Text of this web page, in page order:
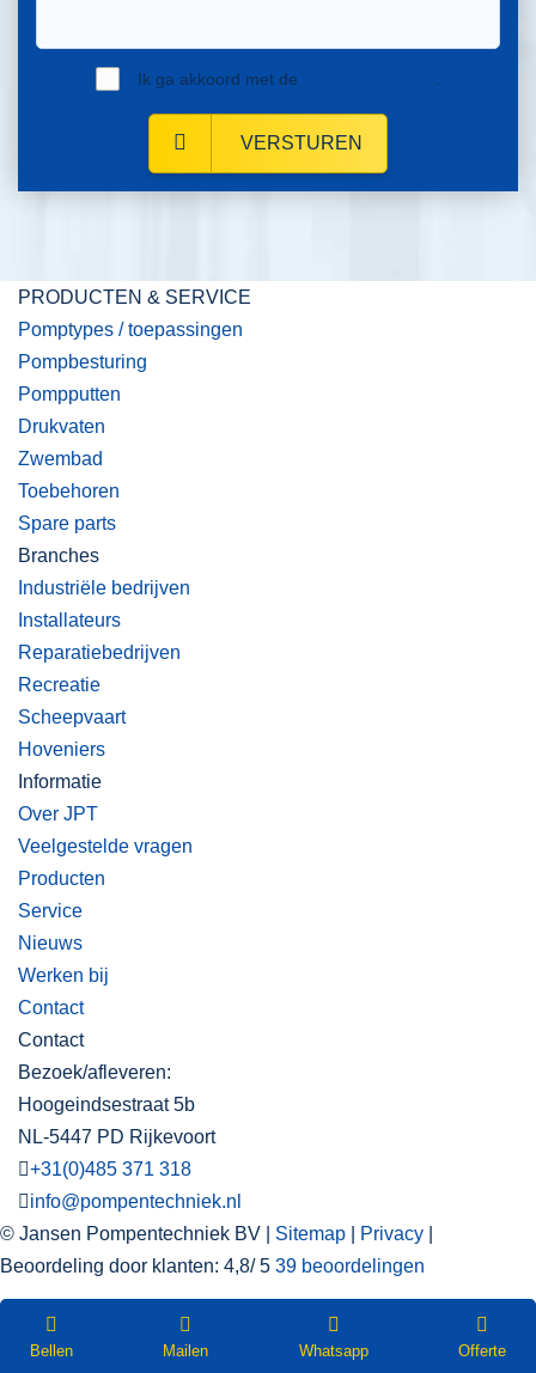
Ik ga akkoord met de
VERSTUREN
PRODUCTEN & SERVICE
Pomptypes / toepassingen
Pompbesturing
Pompputten
Drukvaten
Zwembad
Toebehoren
Spare parts
Branches
Industriële bedrijven
Installateurs
Reparatiebedrijven
Recreatie
Scheepvaart
Hoveniers
Informatie
Over JPT
Veelgestelde vragen
Producten
Service
Nieuws
Werken bij
Contact
Contact
Bezoek/afleveren:
Hoogeindsestraat 5b
NL-5447 PD Rijkevoort
+31(0)485 371 318
info@pompentechniek.nl
© Jansen Pompentechniek BV | Sitemap Privacy
Beoordeling door klanten: 4,8/5 39 beoordelingen
WEBSHOP Nieuwsbrief
Bellen Mailen Whatsapp Offerte